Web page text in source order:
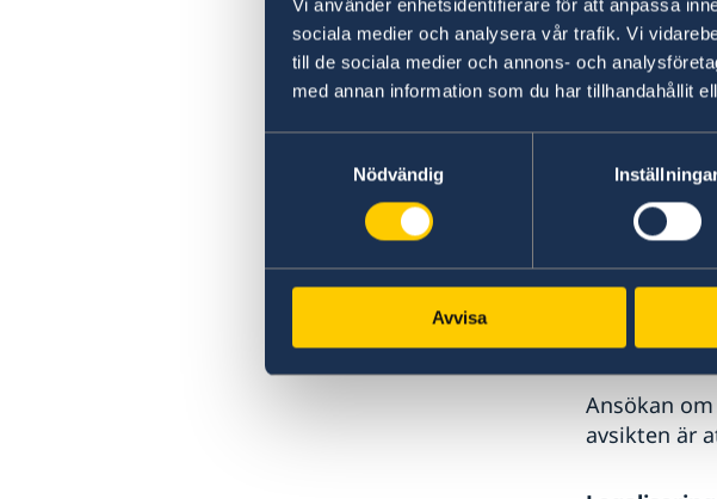
Vi använder enhetsidentifierare för att anpassa
sociala medier och analysera vår trafik. Vi
till de sociala medier och annons- och
med annan information som du har tillhandahållit
Nödvändig
Avvisa
Läs mer om
Har ni fått
Detta görs
Ansökan
avsikten är